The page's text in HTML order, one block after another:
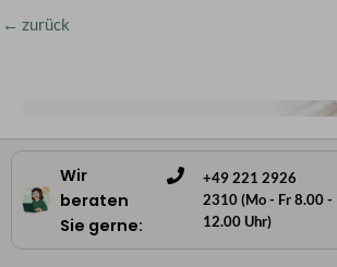
← zurück
Wir
beraten
Sie gerne:
+49 221 2926
2310 (Mo - Fr 8.00 -
12.00 Uhr)